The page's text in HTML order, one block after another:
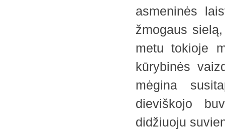
asmeninės
žmogaus
metu tokioje
kūrybinės
mėgina
dieviškojo
didžiuoju